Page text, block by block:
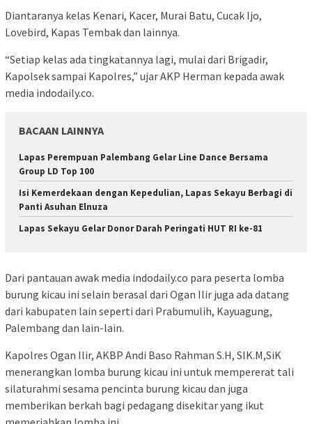
Diantaranya kelas Kenari, Kacer, Murai Batu, Cucak Ijo,
Lovebird, Kapas Tembak dan lainnya.
“Setiap kelas ada tingkatannya lagi, mulai dari Brigadir,
Kapolsek sampai Kapolres,” ujar AKP Herman kepada awak
media indodaily.co.
BACAAN LAINNYA
Lapas Perempuan Palembang Gelar Line Dance Bersama
Group LD Top 100
Isi Kemerdekaan dengan Kepedulian, Lapas Sekayu Berbagi di
Panti Asuhan Elnuza
Lapas Sekayu Gelar Donor Darah Peringati HUT RI ke-81
Dari pantauan awak media indodaily.co para peserta lomba
burung kicau ini selain berasal dari Ogan Ilir juga ada datang
dari kabupaten lain seperti dari Prabumulih, Kayuagung,
Palembang dan lain-lain.
Kapolres Ogan Ilir, AKBP Andi Baso Rahman S.H, SIK.M,SiK
menerangkan lomba burung kicau ini untuk mempererat tali
silaturahmi sesama pencinta burung kicau dan juga
memberikan berkah bagi pedagang disekitar yang ikut